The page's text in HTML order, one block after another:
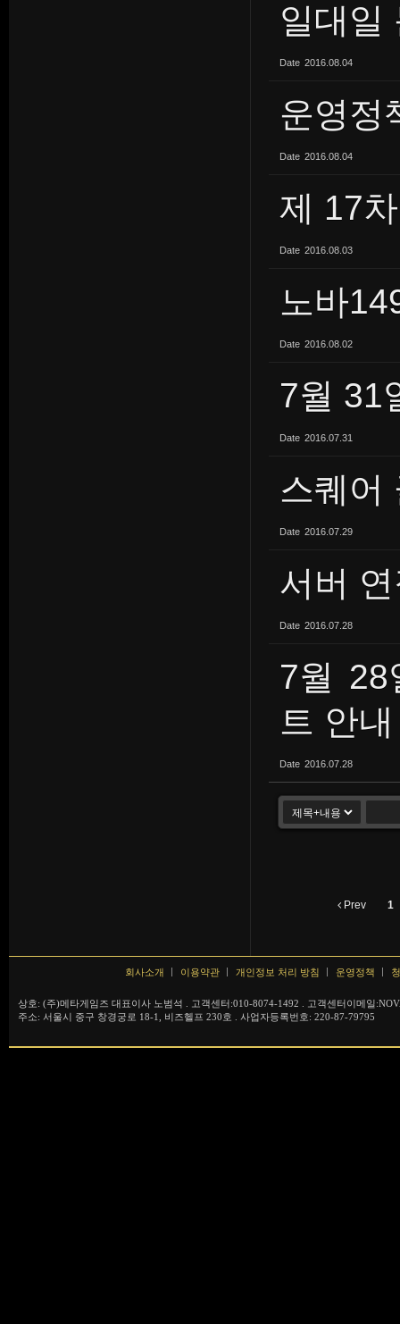
일대일
Date 2016.08.04
운영정
Date 2016.08.04
제 17
Date 2016.08.03
노바
Date 2016.08.02
7월 31
Date 2016.07.31
스퀘어
Date 2016.07.29
서버
Date 2016.07.28
7월 28
트 안
Date 2016.07.28
Prev 1
회사소개 이용약관 개인정보 처리 방침 운영정책
상호: (주)메타게임즈 대표이사 노범석 . 고객센터:010-8074-1492 . 고객센터이메일
주소: 서울시 중구 창경궁로 18-1, 비즈헬프 230호 . 사업자등록번호: 220-87-79795